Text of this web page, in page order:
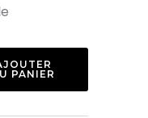
PANIER